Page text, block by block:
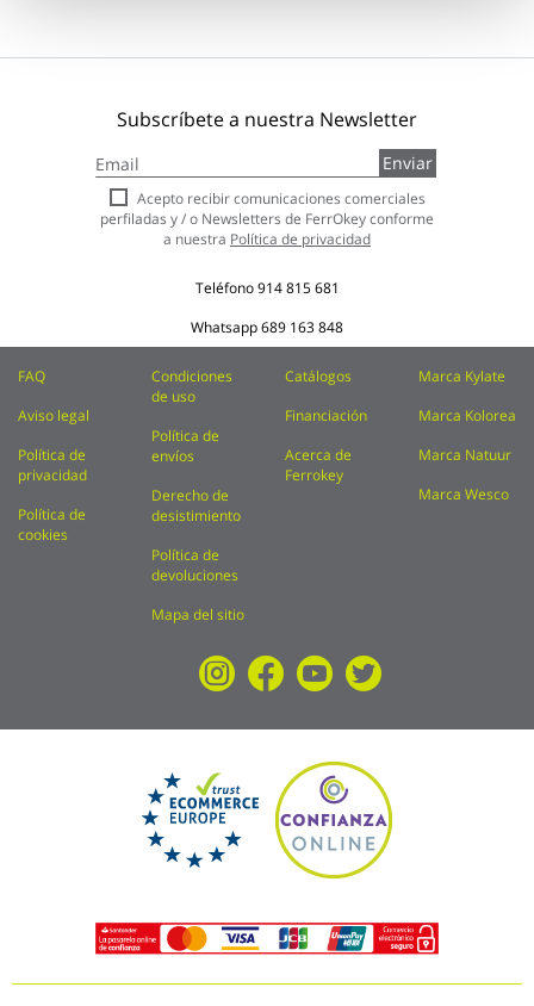
Subscríbete a nuestra Newsletter
a
nuestro
boletín
de
Enviar
Acepto recibir comunicaciones comerciales
perfiladas y / o Newsletters de FerrOkey conforme
a nuestra Política de privacidad
Teléfono914 815 681
Whatsapp689 163 848
FAQ
Aviso legal
Política de
privacidad
Política de
cookies
Condiciones
de uso
Política de
envíos
Derecho de
desistimiento
Política de
devoluciones
Mapa del sitio
Catálogos
Financiación
Acerca de
Ferrokey
Marca Kylate
Marca Kolorea
Marca Natuur
Marca Wesco